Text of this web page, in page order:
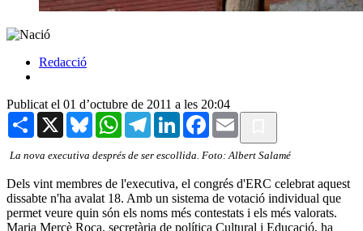
Redacció
Publicat el 01 d’octubre de 2011 a les 20:04
Share X BlueskyWhatsAppTelegramLinkedInFacebook
Email
La nova executiva després de ser escollida. Foto: Albert Salamé
Dels vint membres de l'executiva, el congrés d'ERC celebrat aquest
dissabte n'ha avalat 18. Amb un sistema de votació individual que
permet veure quin són els noms més contestats i els més valorats.
Maria Mercè Roca, secretària de política Cultural i Educació, ha